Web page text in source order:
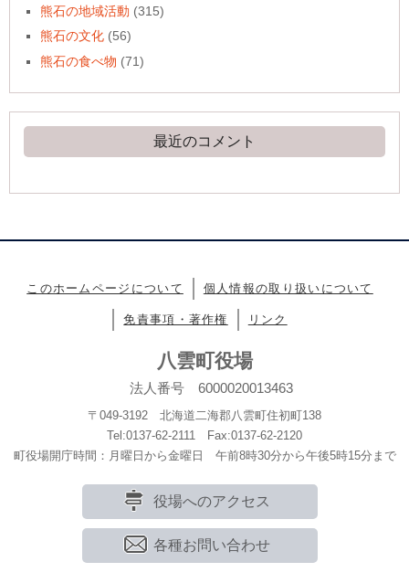
熊石の地域活動 (315)
熊石の文化 (56)
熊石の食べ物 (71)
最近のコメント
このホームページについて 個人情報の取り扱いについて
免責事項・著作権 リンク
八雲町役場
法人番号 6000020013463
〒049-3192 北海道二海郡八雲町住初町138
Tel:0137-62-2111 Fax:0137-62-2120
町役場開庁時間：月曜日から金曜日 午前8時30分から午後5時15分まで
役場へのアクセス
各種お問い合わせ